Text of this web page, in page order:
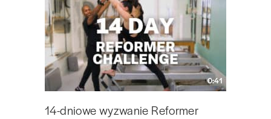
0:41
14-dniowe wyzwanie Reformer